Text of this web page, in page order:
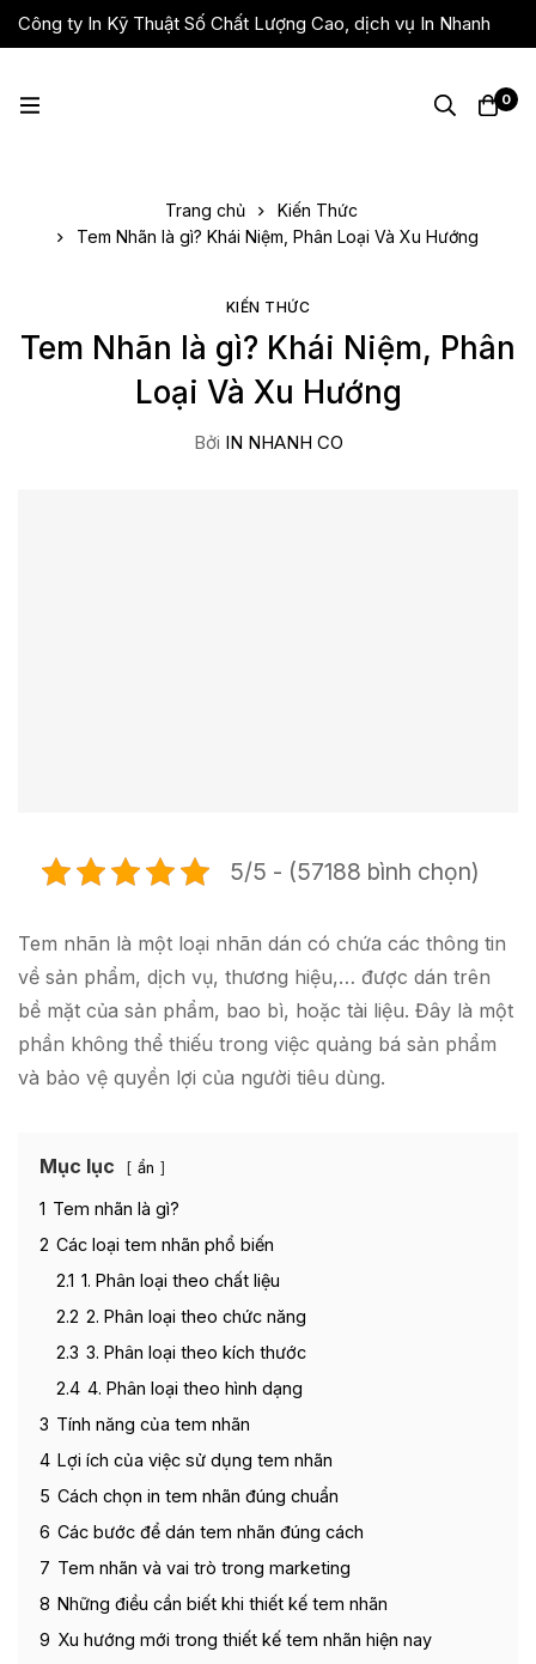
Công ty In Kỹ Thuật Số Chất Lượng Cao, dịch vụ In Nhanh
Giá Rẻ, Lấy Liền
0
Trang chủ
Kiến Thức
Tem Nhãn là gì? Khái Niệm, Phân Loại Và Xu Hướng
KIẾN THỨC
Tem Nhãn là gì? Khái Niệm, Phân
Loại Và Xu Hướng
Bởi IN NHANH CO
5/5 - (57188 bình chọn)
Tem nhãn là một loại nhãn dán có chứa các thông tin
về sản phẩm, dịch vụ, thương hiệu,… được dán trên
bề mặt của sản phẩm, bao bì, hoặc tài liệu. Đây là một
phần không thể thiếu trong việc quảng bá sản phẩm
và bảo vệ quyền lợi của người tiêu dùng.
Mục lục ẩn
1 Tem nhãn là gì?
2 Các loại tem nhãn phổ biến
2.1 1. Phân loại theo chất liệu
2.2 2. Phân loại theo chức năng
2.3 3. Phân loại theo kích thước
2.4 4. Phân loại theo hình dạng
3 Tính năng của tem nhãn
4 Lợi ích của việc sử dụng tem nhãn
5 Cách chọn in tem nhãn đúng chuẩn
6 Các bước để dán tem nhãn đúng cách
7 Tem nhãn và vai trò trong marketing
8 Những điều cần biết khi thiết kế tem nhãn
9 Xu hướng mới trong thiết kế tem nhãn hiện nay